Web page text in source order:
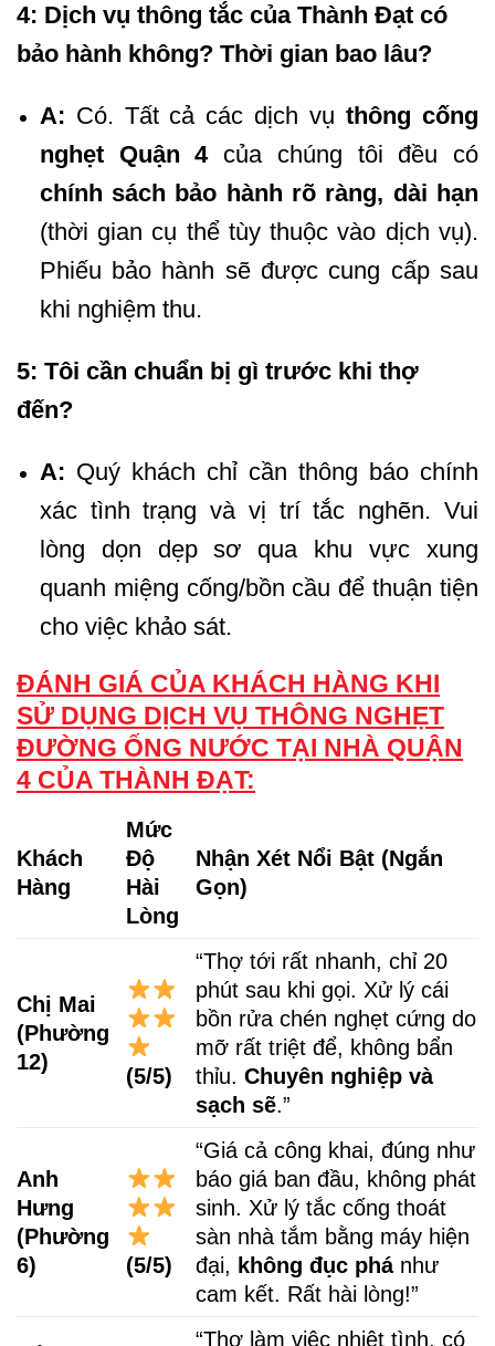
4: Dịch vụ thông tắc của Thành Đạt có
bảo hành không? Thời gian bao lâu?
A: Có. Tất cả các dịch vụthông cống
nghẹt Quận 4của chúng tôi đều có
chính sách bảo hành rõ ràng, dài hạn
(thời gian cụ thể tùy thuộc vào dịch vụ).
Phiếu bảo hành sẽ được cung cấp sau
khi nghiệm thu.
5: Tôi cần chuẩn bị gì trước khi thợ
đến?
A: Quý khách chỉ cần thông báo chính
xác tình trạng và vị trí tắc nghẽn. Vui
lòng dọn dẹp sơ qua khu vực xung
quanh miệng cống/bồn cầu để thuận tiện
cho việc khảo sát.
ĐÁNH GIÁ CỦA KHÁCH HÀNG KHI
SỬ DỤNG DỊCH VỤ THÔNG NGHẸT
ĐƯỜNG ỐNG NƯỚC TẠI NHÀ QUẬN
4 CỦA THÀNH ĐẠT:
Khách
Hàng
Mức
Độ
Hài
Lòng
Nhận Xét Nổi Bật (Ngắn
Gọn)
Chị Mai
(Phường
12)
(5/5)
“Thợ tới rất nhanh, chỉ 20
phút sau khi gọi. Xử lý cái
bồn rửa chén nghẹt cứng do
mỡ rất triệt để, không bẩn
thỉu.Chuyên nghiệp và
sạch sẽ.”
Anh
Hưng
(Phường
6)
(5/5)
“Giá cả công khai, đúng như
báo giá ban đầu, không phát
sinh. Xử lý tắc cống thoát
sàn nhà tắm bằng máy hiện
đại, không đục phánhư
cam kết. Rất hài lòng!”
“Thợ làm việc nhiệt tình, có